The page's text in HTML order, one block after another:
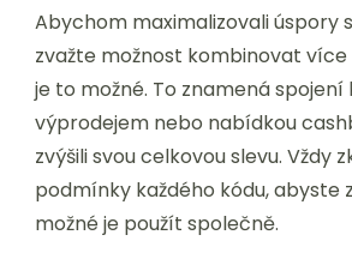
Abychom maximalizovali úspory
zvažte možnost kombinovat
je to možné. To znamená spojení
výprodejem nebo nabídkou
zvýšili svou celkovou slevu. Vždy
podmínky každého kódu, abyste
možné je použít společně.